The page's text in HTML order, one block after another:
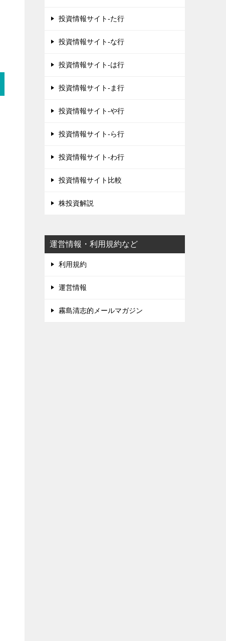
投資情報サイト-た行
投資情報サイト-な行
投資情報サイト-は行
投資情報サイト-ま行
投資情報サイト-や行
投資情報サイト-ら行
投資情報サイト-わ行
投資情報サイト比較
株投資解説
運営情報・利用規約など
利用規約
運営情報
霧島清志的メールマガジン